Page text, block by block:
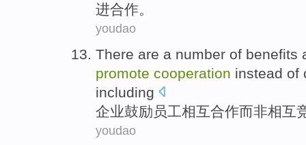
进合作。
youdao
There are a number of benefits
promote cooperation instead of
including
企业鼓励 员工相互合作而非相互
youdao